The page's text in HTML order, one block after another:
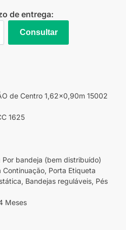
de entrega:
Consultar
de Centro 1,62×0,90m 15002
1625
Por bandeja (bem distribuído)
Continuação, Porta Etiqueta
Bandejas reguláveis, Pés
Meses